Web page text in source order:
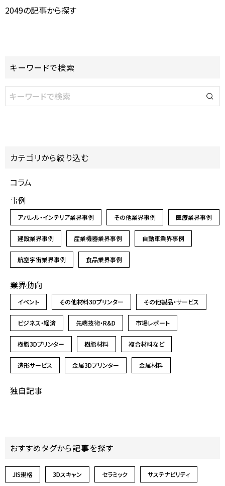
2049の記事から探す
キーワードで検索
カテゴリから絞り込む
コラム
事例
アパレル・インテリア業界事例 その他業界事例 医療業界事例
建設業界事例 産業機器業界事例 自動車業界事例
航空宇宙業界事例 食品業界事例
業界動向
イベント その他材料3Dプリンター その他製品・サービス
ビジネス・経済 先端技術・R&D 市場レポート
樹脂3Dプリンター 樹脂材料 複合材料など
造形サービス 金属3Dプリンター 金属材料
独自記事
おすすめタグから記事を探す
JIS規格 3Dスキャン セラミック サステナビリティ